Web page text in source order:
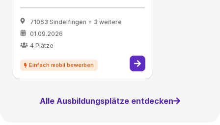
71063 Sindelfingen + 3 weitere
01.09.2026
4 Plätze
Alle Ausbildungsplätze entdecken